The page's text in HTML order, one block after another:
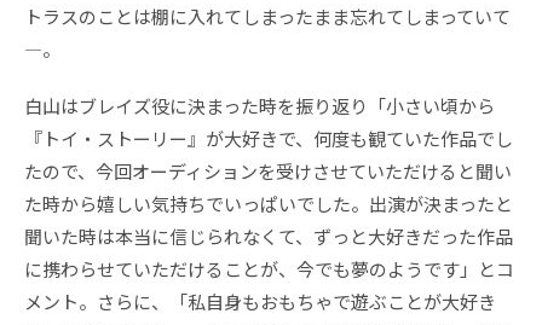
トラスのことは棚に入れてしまったまま忘れてしまっていて
―。
白山はブレイズ役に決まった時を振り返り「小さい頃から
『トイ・ストーリー』が大好きで、何度も観ていた作品でし
たので、今回オーディションを受けさせていただけると聞い
た時から嬉しい気持ちでいっぱいでした。出演が決まったと
聞いた時は本当に信じられなくて、ずっと大好きだった作品
に携わらせていただけることが、今でも夢のようです」とコ
メント。さらに、「私自身もおもちゃで遊ぶことが大好き